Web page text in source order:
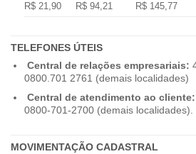
R$ 21,90
R$ 94,21 R$ 145,77
TELEFONES ÚTEIS
Central de relações empresariais:
0800.701 2761 (demais localidades)
Central de atendimento ao cliente:
0800-701-2700 (demais localidades).
MOVIMENTAÇÃO CADASTRAL